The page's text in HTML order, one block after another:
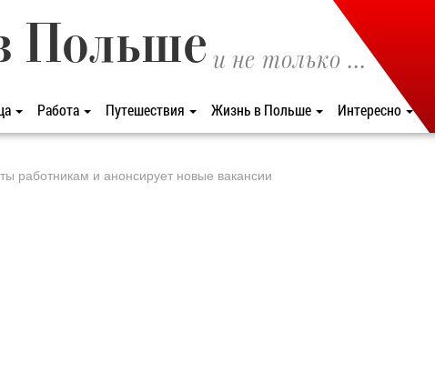
Польше и не только ...
Работа Путешествия Жизнь в Польше Интересно
работникам и анонсирует новые вакансии